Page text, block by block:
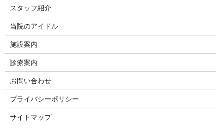
スタッフ紹介
当院のアイドル
施設案内
診療案内
お問い合わせ
プライバシーポリシー
サイトマップ